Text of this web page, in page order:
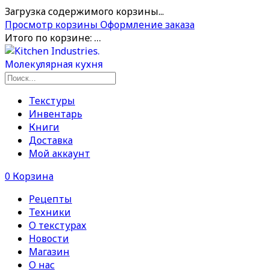
Загрузка содержимого корзины...
Просмотр корзины Оформление заказа
Итого по корзине: …
Текстуры
Инвентарь
Книги
Доставка
Мой аккаунт
0 Корзина
Рецепты
Техники
О текстурах
Новости
Магазин
О нас